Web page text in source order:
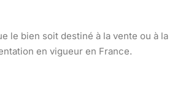
le bien soit destiné à la vente ou à la
en vigueur en France.